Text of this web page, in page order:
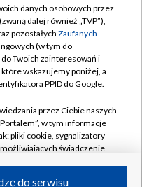
TVPdanych osobowych przez
dalej również „TVP”),
pozostałych Zaufanych
(w tym do
Twoich zainteresowań i
wskazujemy poniżej, a
PPID do Google.
przez Ciebie naszych
w tym informacje
pliki cookie, sygnalizatory
świadczenie
do serwisu